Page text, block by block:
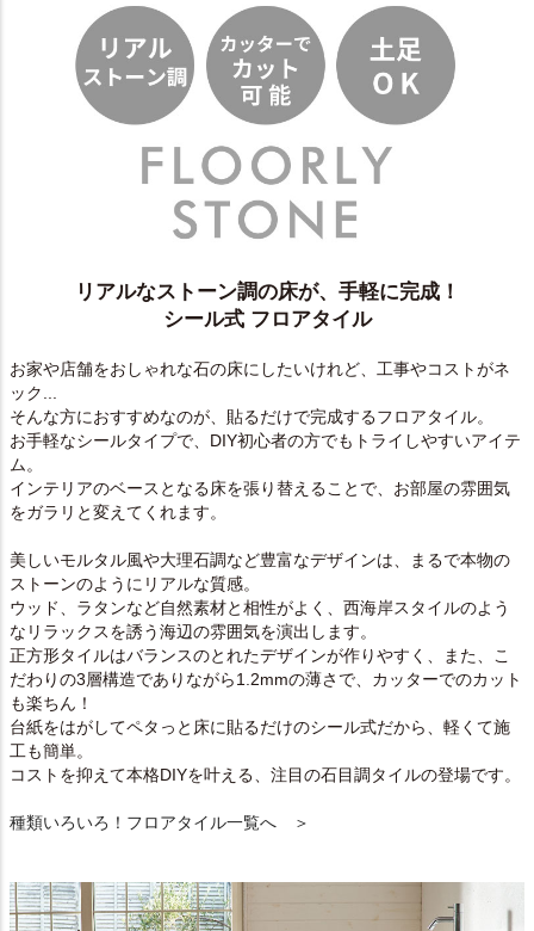
リアルなストーン調の床が、手軽に完成！
シール式 フロアタイル
お家や店舗をおしゃれな石の床にしたいけれど、工事やコストがネ
ック...
そんな方におすすめなのが、貼るだけで完成するフロアタイル。
お手軽なシールタイプで、DIY初心者の方でもトライしやすいアイテ
ム。
インテリアのベースとなる床を張り替えることで、お部屋の雰囲気
をガラリと変えてくれます。
美しいモルタル風や大理石調など豊富なデザインは、まるで本物の
ストーンのようにリアルな質感。
ウッド、ラタンなど自然素材と相性がよく、西海岸スタイルのよう
なリラックスを誘う海辺の雰囲気を演出します。
正方形タイルはバランスのとれたデザインが作りやすく、また、こ
だわりの3層構造でありながら1.2mmの薄さで、カッターでのカット
も楽ちん！
台紙をはがしてペタっと床に貼るだけのシール式だから、軽くて施
工も簡単。
コストを抑えて本格DIYを叶える、注目の石目調タイルの登場です。
種類いろいろ！フロアタイル一覧へ ＞